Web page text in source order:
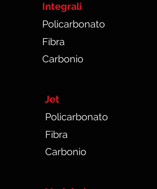
Integrali
Policarbonato
Fibra
Carbonio
Jet
Policarbonato
Fibra
Carbonio